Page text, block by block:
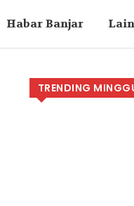
Habar Banjar
TRENDING